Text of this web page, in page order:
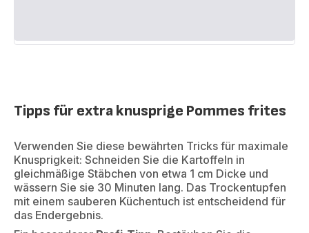
Tipps für extra knusprige Pommes frites
Verwenden Sie diese bewährten Tricks für maximale
Knusprigkeit: Schneiden Sie die Kartoffeln in
gleichmäßige Stäbchen von etwa 1 cm Dicke und
wässern Sie sie 30 Minuten lang. Das Trockentupfen
mit einem sauberen Küchentuch ist entscheidend für
das Endergebnis.